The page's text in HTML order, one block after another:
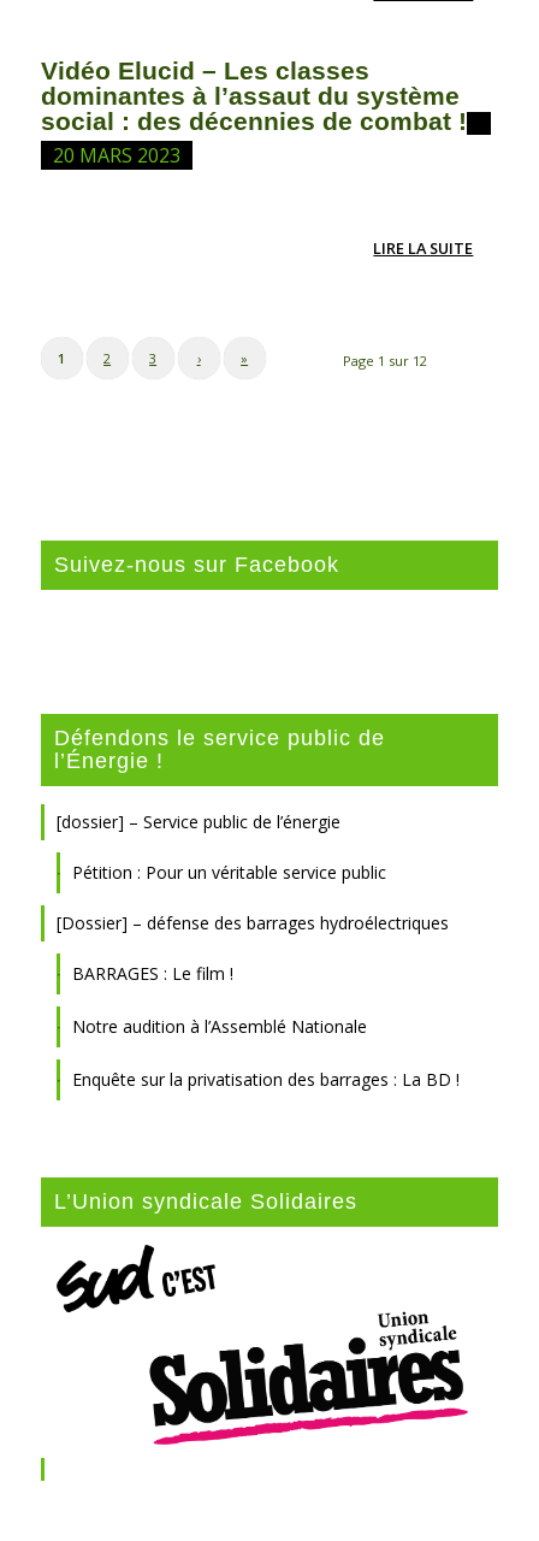
Vidéo Elucid – Les classes
dominantes à l’assaut du système
social : des décennies de combat !
20 MARS 2023
LIRE LA SUITE
Page 1 sur 12
1 2 3 › »
Suivez-nous sur Facebook
Défendons le service public de
l’Énergie !
[dossier] – Service public de l’énergie
Pétition : Pour un véritable service public
[Dossier] – défense des barrages hydroélectriques
BARRAGES : Le film !
Notre audition à l’Assemblé Nationale
Enquête sur la privatisation des barrages : La BD !
L’Union syndicale Solidaires